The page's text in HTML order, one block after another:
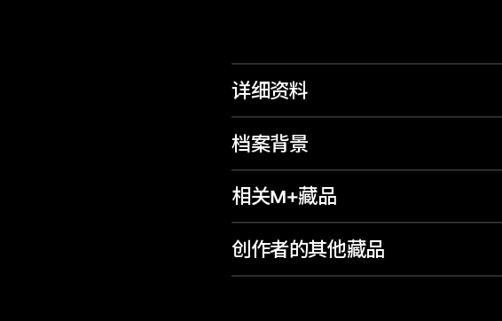
详细资料
档案背景
相关M+藏品
创作者的其他藏品